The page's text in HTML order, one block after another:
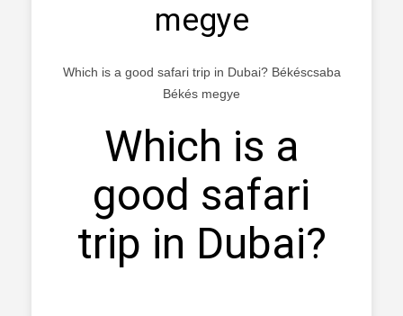
megye
Which is a good safari trip in Dubai? Békéscsaba
Békés megye
Which is a
good safari
trip in Dubai?